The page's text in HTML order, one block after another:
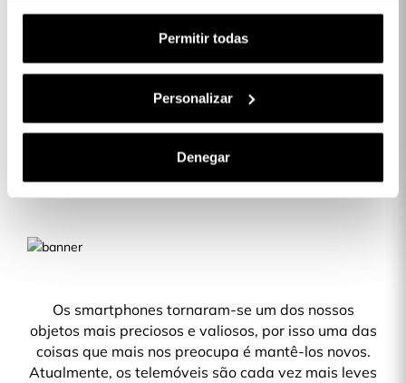
Permitir todas
Personalizar
Denegar
Anti Blue-ray para iPhone 12 Pro Max:
Subtotal:
COMPLETAR A SUA COMPRA
Descrição
Os smartphones tornaram-se um dos nossos
objetos mais preciosos e valiosos, por isso uma das
coisas que mais nos preocupa é mantê-los novos.
Atualmente, os telemóveis são cada vez mais leves